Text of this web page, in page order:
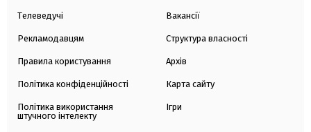
Телеведучі
Рекламодавцям
Правила користування
Політика конфіденційності
Політика використання
штучного інтелекту
Вакансії
Структура власності
Архів
Карта сайту
Ігри